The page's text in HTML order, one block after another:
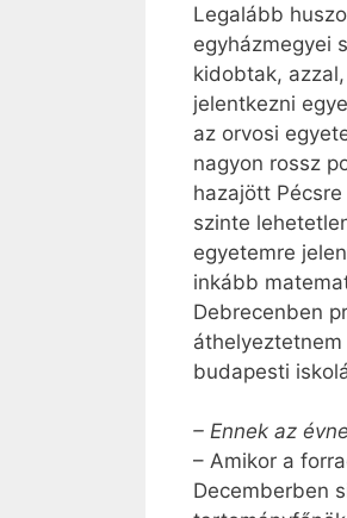
Legalább
egyházmegyei
kidobtak,
jelentkezni
az orvosi
nagyon rossz
hazajött
szinte
egyetemre
inkább
Debrecenben
budapesti
– Ennek az
– Amikor a
Decemberben